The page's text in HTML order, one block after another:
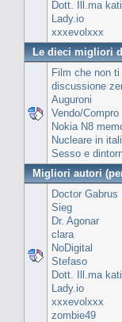
Dott. Ill.ma
Lady.io
xxxevolxxx
Le dieci migliori
Film che non
discussione
Auguroni
Vendo/Compro
Nokia N8
Nucleare in
Sesso e
Migliori autori
Doctor Gabrus
Sieg
Dr. Agonar
clara
NoDigital
Stefaso
Dott. Ill.ma
Lady.io
xxxevolxxx
zombie49